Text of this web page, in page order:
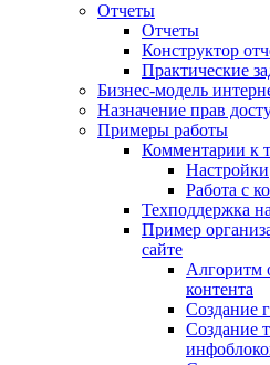
Отчеты
Отчеты
Конструктор
Практические
Бизнес-модель
Назначение прав
Примеры работы
Комментарии к
Настройки
Работа с
Техподдержка
Пример
сайте
Алгоритм
контента
Создание
Создание